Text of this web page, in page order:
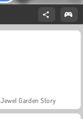
Jewel Garden Story